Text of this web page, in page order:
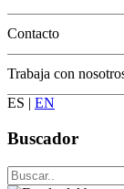
Contacto
Trabaja con
ES | EN
Buscador